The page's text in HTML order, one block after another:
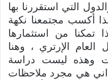
التي استقررنا بها
أكسب مجتمعنا نكهة
تمكنا من استثمارها
الإرتري ، وهنا
وهذه ليست دراسة
هي مجرد ملاحظات